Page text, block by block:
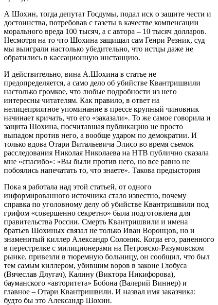
А Шохин, тогда депутат Госдумы, подал иск о защите чести и
достоинства, потребовав с газеты в качестве компенсации
морального вреда 100 тысяч, а с автора – 10 тысяч долларов.
Несмотря на то что Шохина защищал сам Генри Резник, суд
мы выиграли настолько убедительно, что истцы даже не
обратились в кассационную инстанцию.
И действительно, вина А.Шохина в статье не
предопределяется, а само дело об убийстве Квантришвили
настолько громкое, что любые подробности из него
интересны читателям. Как правило, в ответ на
нелицеприятное упоминание в прессе крупный чиновник
начинает кричать, что его «заказали». То же самое говорила и
защита Шохина, посчитавшая публикацию не просто
выпадом против него, а вообще ударом по демократии. И
только вдова Отари Витальевича Элисо во время съемок
расследования Николая Николаева на НТВ публично сказала
мне «спасибо»: «Вы были против него, но все равно не
побоялись напечатать то, что знаете». Такова предыстория
Пока я работала над этой статьей, от одного
информированного источника стало известно, почему
справка по уголовному делу об убийстве Квантришвили под
грифом «совершенно секретно» была подготовлена для
правительства России. Смерть Квантришвили и имена
братьев Шохиных связал не только Иван Воронцов, но и
знаменитый киллер Александр Солоник. Когда его, раненного
в перестрелке с милиционерами на Петровско-Разумовском
рынке, привезли в тюремную больницу, он сообщил, что был
тем самым киллером, убившим воров в законе Глобуса
(Вячеслав Длугач), Калину (Виктора Никифорова),
бауманского «авторитета» Бобона (Валерий Виннер) и
главное – Отари Квантришвили. И назвал имя заказчика:
будто бы это Александр Шохин.